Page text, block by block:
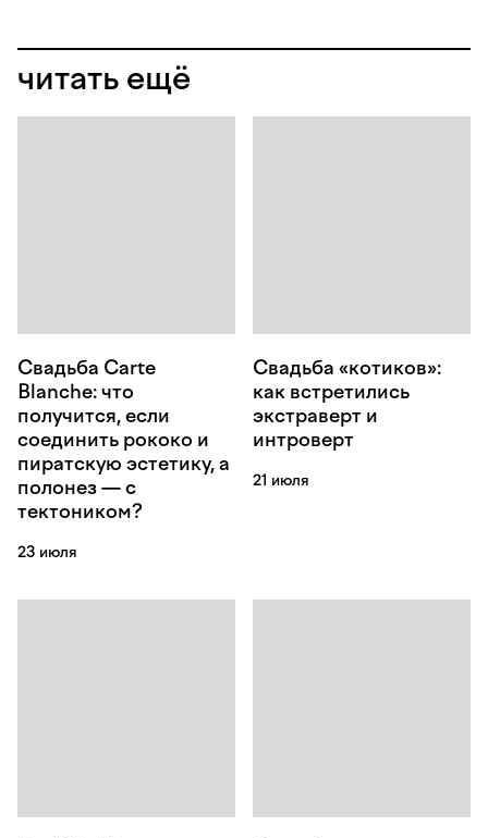
читать ещё
Свадьба Carte
Blanche: что
получится, если
соединить рококо и
пиратскую эстетику, а
полонез — с
тектоником?
23 июля
Свадьба «котиков»:
как встретились
экстраверт и
интроверт
21 июля